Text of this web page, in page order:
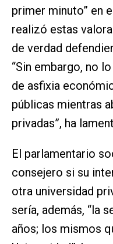
primer minuto” en
realizó estas
de verdad
“Sin embargo, no
de asfixia
públicas mientras
privadas”, ha
El parlamentario
consejero si su
otra universidad
sería, además, “la
años; los mismos